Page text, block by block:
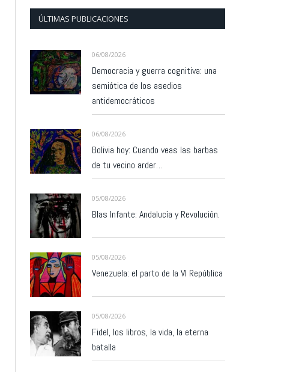
ÚLTIMAS PUBLICACIONES
06/08/2026
Democracia y guerra cognitiva: una
semiótica de los asedios
antidemocráticos
06/08/2026
Bolivia hoy: Cuando veas las barbas
de tu vecino arder…
05/08/2026
Blas Infante: Andalucía y Revolución.
05/08/2026
Venezuela: el parto de la VI República
05/08/2026
Fidel, los libros, la vida, la eterna
batalla